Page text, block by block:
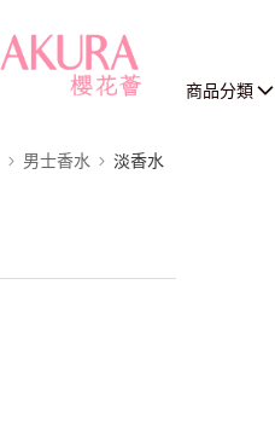
商品分類
男士香水 淡香水